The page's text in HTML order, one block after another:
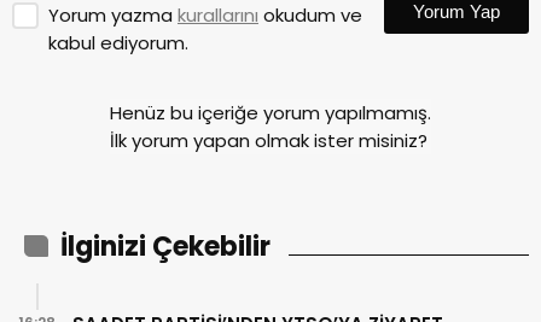
Yorum yazma kurallarını okudum ve
kabul ediyorum.
Yorum Yap
Henüz bu içeriğe yorum yapılmamış.
İlk yorum yapan olmak ister misiniz?
İlginizi Çekebilir